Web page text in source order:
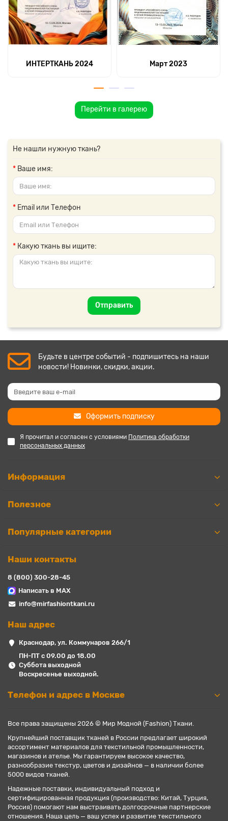
ИНТЕРТКАНЬ 2024 Март 2023
Перейти в галерею
Не нашли нужную ткань?
Ваше имя:
Email или Телефон
Какую ткань вы ищите:
Отправить
Будьте в центре событий - подпишитесь на наши
новости! Новинки, скидки, акции.
Оформить подписку
Я прочитал и согласен с условиями Политика обработки
персональных данных
Информация
Полезное
Популярные категории
Наши контакты
8 (800) 300-28-45
Написать в MAX
info@mirfashiontkani.ru
Наш адрес
Краснодар, ул. Коммунаров 266/1
ПН-ПТ с 09.00 до 18.00
Суббота выходной
Воскресенье выходной.
Телефон и адрес в Москве
Все права защищены 2026 © Мир Модной (Fashion) Ткани.
Крупнейший поставщик тканей в России предлагает широкий
ассортимент материалов для текстильной промышленности,
магазинов и ателье. Мы гарантируем высокое качество,
разнообразие текстур, цветов и дизайнов — в наличии более
5000 видов тканей.
Надежные поставки, индивидуальный подход и
сертифицированная продукция (производство: Китай, Турция,
Россия) помогают нам выстраивать долгосрочные партнерские
отношения. Наша цель — ваш успех и развитие текстильного